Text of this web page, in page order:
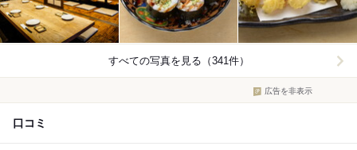
すべての写真を見る（341件）
広告を非表示
口コミ